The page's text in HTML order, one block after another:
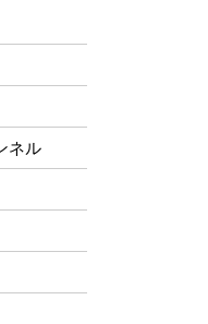
ネル